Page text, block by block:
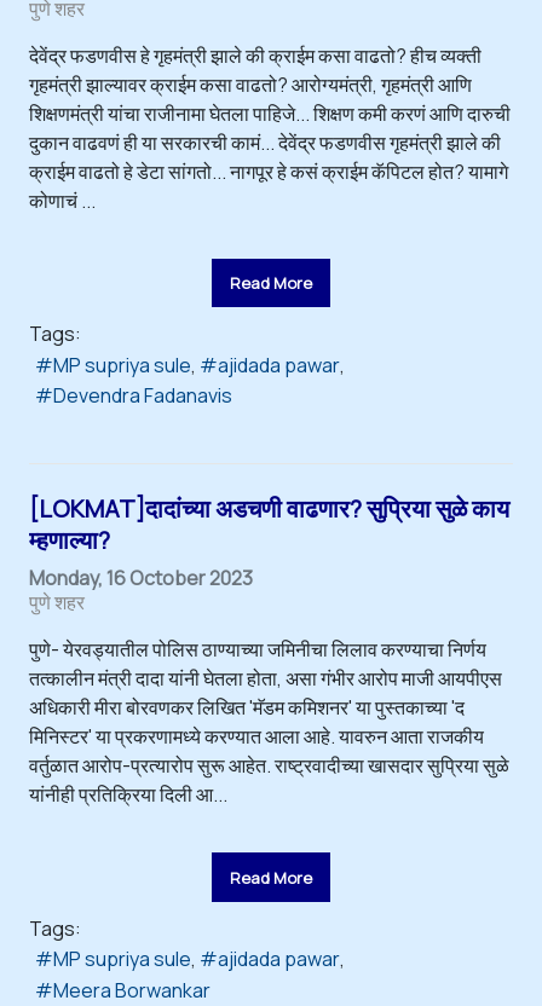
पुणे शहर
देवेंद्र फडणवीस हे गृहमंत्री झाले की क्राईम कसा वाढतो? हीच व्यक्ती
गृहमंत्री झाल्यावर क्राईम कसा वाढतो? आरोग्यमंत्री, गृहमंत्री आणि
शिक्षणमंत्री यांचा राजीनामा घेतला पाहिजे... शिक्षण कमी करणं आणि दारुची
दुकान वाढवणं ही या सरकारची कामं... देवेंद्र फडणवीस गृहमंत्री झाले की
क्राईम वाढतो हे डेटा सांगतो... नागपूर हे कसं क्राईम कॅपिटल होत? यामागे
कोणाचं ...
Read More
Tags:
MP supriya sule
ajidada pawar
Devendra Fadanavis
[LOKMAT]दादांच्या अडचणी वाढणार? सुप्रिया सुळे काय
म्हणाल्या?
Monday, 16 October 2023
पुणे शहर
पुणे- येरवड्यातील पोलिस ठाण्याच्या जमिनीचा लिलाव करण्याचा निर्णय
तत्कालीन मंत्री दादा यांनी घेतला होता, असा गंभीर आरोप माजी आयपीएस
अधिकारी मीरा बोरवणकर लिखित 'मॅडम कमिशनर' या पुस्तकाच्या 'द
मिनिस्टर' या प्रकरणामध्ये करण्यात आला आहे. यावरुन आता राजकीय
वर्तुळात आरोप-प्रत्यारोप सुरू आहेत. राष्ट्रवादीच्या खासदार सुप्रिया सुळे
यांनीही प्रतिक्रिया दिली आ...
Read More
Tags:
MP supriya sule
ajidada pawar
Meera Borwankar